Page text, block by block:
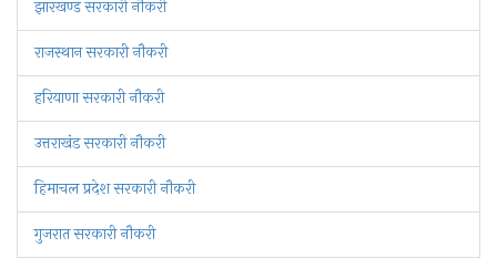
झारखण्ड सरकारी नौकरी
राजस्थान सरकारी नौकरी
हरियाणा सरकारी नौकरी
उत्तराखंड सरकारी नौकरी
हिमाचल प्रदेश सरकारी नौकरी
गुजरात सरकारी नौकरी